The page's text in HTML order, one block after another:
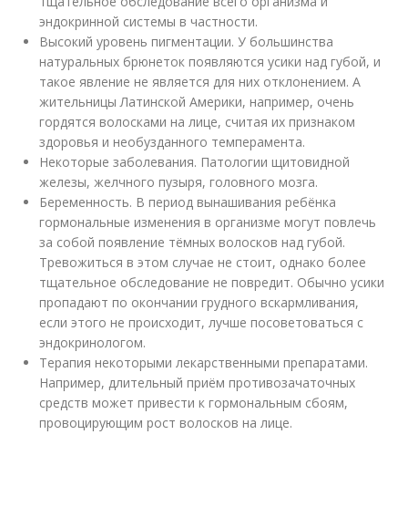
эндокринной системы в частности.
Высокий уровень пигментации. У большинства
натуральных брюнеток появляются усики над губой, и
такое явление не является для них отклонением. А
жительницы Латинской Америки, например, очень
гордятся волосками на лице, считая их признаком
здоровья и необузданного темперамента.
Некоторые заболевания. Патологии щитовидной
железы, желчного пузыря, головного мозга.
Беременность. В период вынашивания ребёнка
гормональные изменения в организме могут повлечь
за собой появление тёмных волосков над губой.
Тревожиться в этом случае не стоит, однако более
тщательное обследование не повредит. Обычно усики
пропадают по окончании грудного вскармливания,
если этого не происходит, лучше посоветоваться с
эндокринологом.
Терапия некоторыми лекарственными препаратами.
Например, длительный приём противозачаточных
средств может привести к гормональным сбоям,
провоцирующим рост волосков на лице.